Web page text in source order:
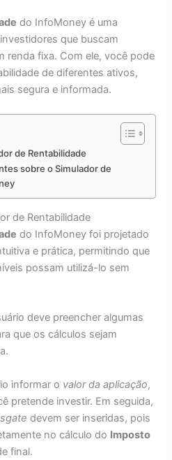
do InfoMoney é uma
que buscam
renda fixa. Com ele, você pode
de diferentes ativos,
segura e informada.
de Rentabilidade
sobre o Simulador de
de Rentabilidade
do InfoMoney foi projetado
e prática, permitindo que
possam utilizá-lo sem
deve preencher algumas
que os cálculos sejam
informar o valor da aplicação,
pretende investir. Em seguida,
devem ser inseridas, pois
no cálculo do Imposto
final.